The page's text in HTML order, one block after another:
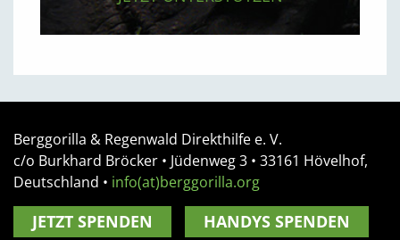
Berggorilla & Regenwald Direkthilfe e. V.
c/o Burkhard Bröcker • Jüdenweg 3 • 33161 Hövelhof,
Deutschland • info(at)berggorilla.org
JETZT SPENDEN HANDYS SPENDEN